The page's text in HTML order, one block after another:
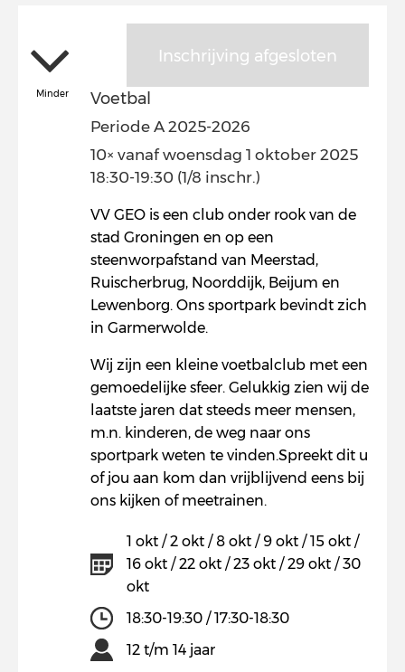
Inschrijving afgesloten
Minder Voetbal
Periode A 2025-2026
10× vanaf woensdag 1 oktober 2025
18:30-19:30 (1/8 inschr.)
VV GEO is een club onder rook van de
stad Groningen en op een
steenworpafstand van Meerstad,
Ruischerbrug, Noorddijk, Beijum en
Lewenborg. Ons sportpark bevindt zich
in Garmerwolde.
Wij zijn een kleine voetbalclub met een
gemoedelijke sfeer. Gelukkig zien wij de
laatste jaren dat steeds meer mensen,
m.n. kinderen, de weg naar ons
sportpark weten te vinden.Spreekt dit u
of jou aan kom dan vrijblijvend eens bij
ons kijken of meetrainen.
1 okt / 2 okt / 8 okt / 9 okt / 15 okt /
16 okt / 22 okt / 23 okt / 29 okt / 30
okt
18:30-19:30 / 17:30-18:30
12 t/m 14 jaar